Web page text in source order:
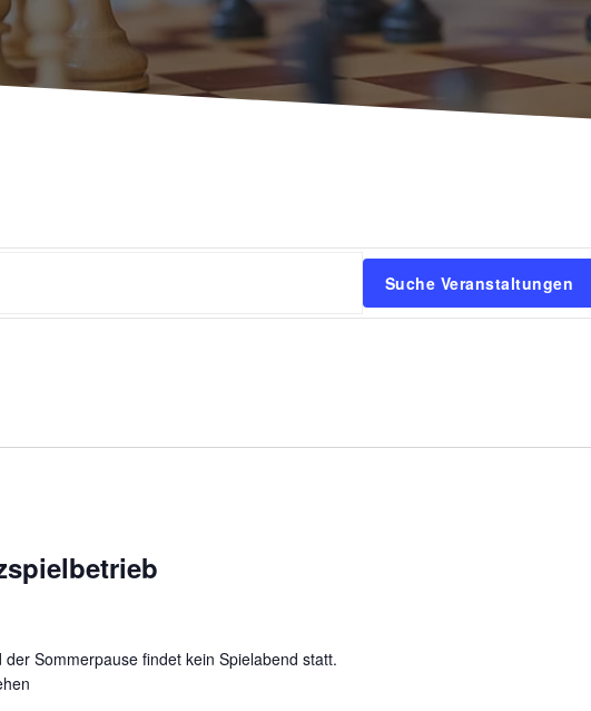
Suche Veranstaltungen
Sommerpause findet kein Spielabend statt.